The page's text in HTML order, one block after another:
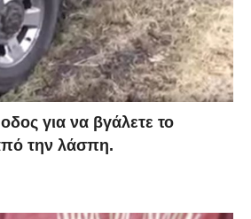
για να βγάλετε το
την λάσπη.